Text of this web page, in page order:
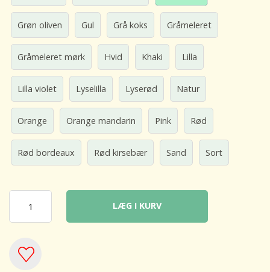
Grøn oliven Gul Grå koks Gråmeleret
Gråmeleret mørk Hvid Khaki Lilla
Lilla violet Lyselilla Lyserød Natur
Orange Orange mandarin Pink Rød
Rød bordeaux Rød kirsebær Sand Sort
LÆG I KURV